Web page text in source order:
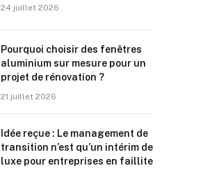
24 juillet 2026
Pourquoi choisir des fenêtres
aluminium sur mesure pour un
projet de rénovation ?
21 juillet 2026
Idée reçue : Le management de
transition n’est qu’un intérim de
luxe pour entreprises en faillite